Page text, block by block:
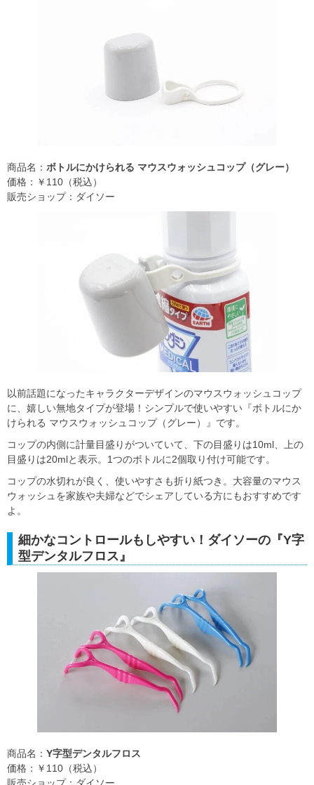
商品名： ボトルにかけられる マウスウォッシュコップ（グレー）
価格：￥110（税込）
販売ショップ：ダイソー
以前話題になったキャラクターデザインのマウスウォッシュコップ
に、嬉しい無地タイプが登場！シンプルで使いやすい『ボトルにか
けられる マウスウォッシュコップ（グレー）』です。
コップの内側に計量目盛りがついていて、下の目盛りは10ml、上の
目盛りは20mlと表示。1つのボトルに2個取り付け可能です。
コップの水切れが良く、使いやすさも折り紙つき。大容量のマウス
ウォッシュを家族や夫婦などでシェアしている方にもおすすめです
よ。
細かなコントロールもしやすい！ダイソーの『Y字
型デンタルフロス』
商品名： Y字型デンタルフロス
価格：￥110（税込）